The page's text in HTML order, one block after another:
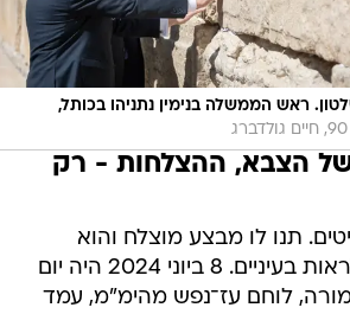
ראש הממשלה בנימין נתניהו בכותל,
של הצבא, ההצלחות - רק
תנו לו מבצע מוצלח והוא
יסתער עליו בלי לראות בעיניים. 8 ביוני 2024 היה יום
לוחם עז־נפש מהימ"מ, עמד